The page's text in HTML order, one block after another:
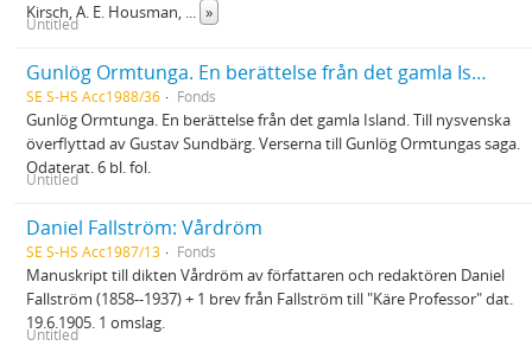
Kirsch, A. E. Housman, ... »
Untitled
Gunlög Ormtunga. En berättelse från det gamla Island. Till nysvenska överflyttad av Gustav Sundbärg.
SE S-HS Acc1988/36 Fonds
Gunlög Ormtunga. En berättelse från det gamla Island. Till nysvenska
överflyttad av Gustav Sundbärg. Verserna till Gunlög Ormtungas saga.
Odaterat. 6 bl. fol.
Untitled
Daniel Fallström: Vårdröm
SE S-HS Acc1987/13 Fonds
Manuskript till dikten Vårdröm av författaren och redaktören Daniel
Fallström (1858--1937) + 1 brev från Fallström till "Käre Professor" dat.
19.6.1905. 1 omslag.
Untitled